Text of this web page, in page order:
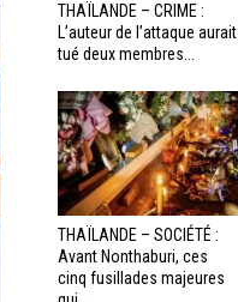
THAÏLANDE – CRIME :
L’auteur de l’attaque aurait
tué deux membres...
THAÏLANDE – SOCIÉTÉ :
Avant Nonthaburi, ces
cinq fusillades majeures